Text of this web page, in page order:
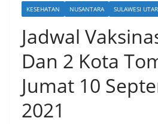
KESEHATAN NUSANTARA SULAWESI
Jadwal
Dan 2 Kota
Jumat 10
2021